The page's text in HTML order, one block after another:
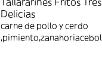
Delicias
carne de pollo y cerdo